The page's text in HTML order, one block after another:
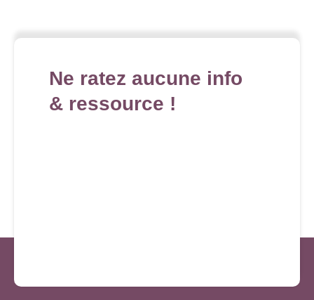
Ne ratez aucune info
& ressource !